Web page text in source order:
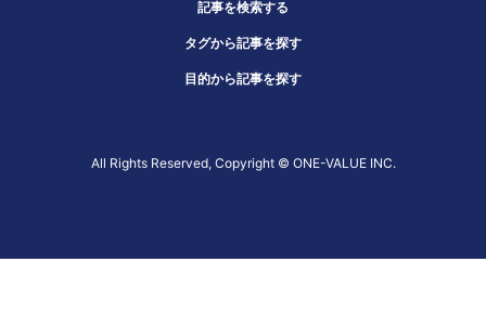
記事を検索する
タグから記事を探す
目的から記事を探す
All Rights Reserved, Copyright ©︎ ONE-VALUE INC.